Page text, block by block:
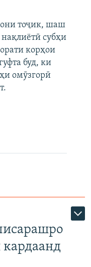
тоҷик, шаш
субҳи
корҳои
буд, ки
омӯзгорӣ